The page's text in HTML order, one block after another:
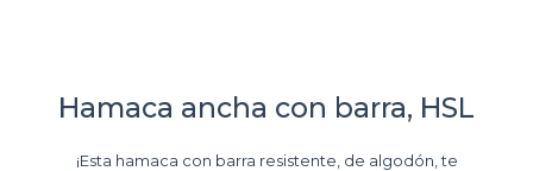
Hamaca ancha con barra, HSL
¡Esta hamaca con barra resistente, de algodón, te